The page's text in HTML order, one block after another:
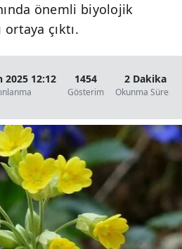
Bursa
Çanakkale
Çorum
Denizli
Diyarbakır
Edirne
Elazığ
Erzincan
önemli biyolojik
ortaya çıktı.
2025 12:12 1454
Gösterim
2 Dakika
Okunma Süresi